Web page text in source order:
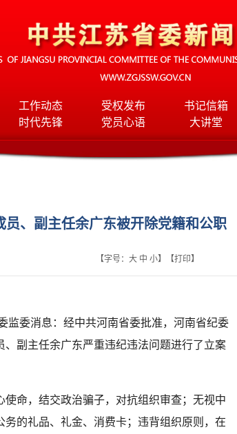
工作动态 受权发布 书记信箱
时代先锋 党员心语 大讲堂
、副主任余广东被开除党籍和公职
【字号： 大 中 小】【打印】
监委消息：经中共河南省委批准，河南省纪委
副主任余广东严重违纪违法问题进行了立案
命，结交政治骗子，对抗组织审查；无视中
的礼品、礼金、消费卡；违背组织原则，在